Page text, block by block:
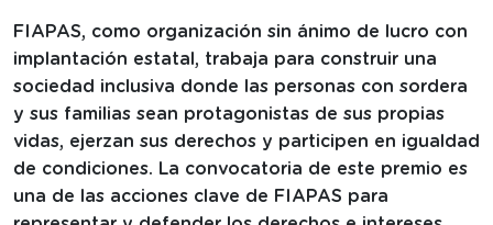
FIAPAS, como organización sin ánimo de lucro con
implantación estatal, trabaja para construir una
sociedad inclusiva donde las personas con sordera
y sus familias sean protagonistas de sus propias
vidas, ejerzan sus derechos y participen en igualdad
de condiciones. La convocatoria de este premio es
una de las acciones clave de FIAPAS para